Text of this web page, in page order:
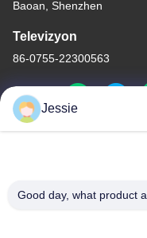
Baoan, Shenzhen
Televizyon
86-0755-22300563
Gizlilik
Çin kaliteli LED Şerit
Jessie
Good day, what product